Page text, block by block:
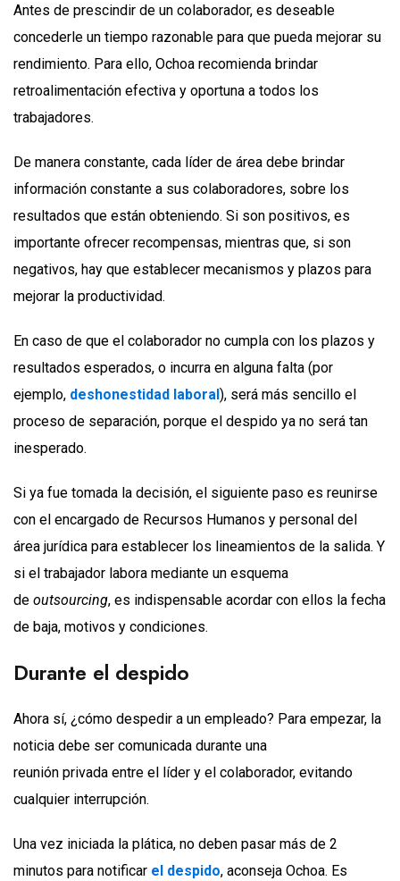
Antes de prescindir de un colaborador, es deseable
concederle un tiempo razonable para que pueda mejorar su
rendimiento. Para ello, Ochoa recomienda brindar
retroalimentación efectiva y oportuna a todos los
trabajadores.
De manera constante, cada líder de área debe brindar
información constante a sus colaboradores, sobre los
resultados que están obteniendo. Si son positivos, es
importante ofrecer recompensas, mientras que, si son
negativos, hay que establecer mecanismos y plazos para
mejorar la productividad.
En caso de que el colaborador no cumpla con los plazos y
resultados esperados, o incurra en alguna falta (por
ejemplo, deshonestidad laboral), será más sencillo el
proceso de separación, porque el despido ya no será tan
inesperado.
Si ya fue tomada la decisión, el siguiente paso es reunirse
con el encargado de Recursos Humanos y personal del
área jurídica para establecer los lineamientos de la salida. Y
si el trabajador labora mediante un esquema
de outsourcing, es indispensable acordar con ellos la fecha
de baja, motivos y condiciones.
Durante el despido
Ahora sí, ¿cómo despedir a un empleado? Para empezar, la
noticia debe ser comunicada durante una
reunión privada entre el líder y el colaborador, evitando
cualquier interrupción.
Una vez iniciada la plática, no deben pasar más de 2
minutos para notificar el despido, aconseja Ochoa. Es